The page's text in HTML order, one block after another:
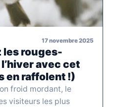
17 novembre 2025
les rouges-
avec cet
en raffolent !)
froid mordant, le
visiteurs les plus